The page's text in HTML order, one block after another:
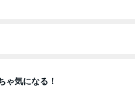
ゃ気になる！